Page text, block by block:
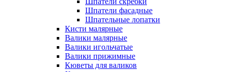
Шпатели фасадные
Шпательные лопатки
Кисти малярные
Валики малярные
Валики игольчатые
Валики прижимные
Кюветы для валиков